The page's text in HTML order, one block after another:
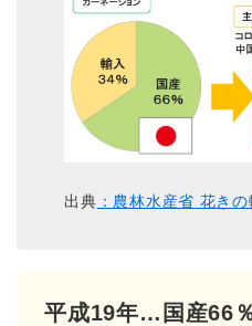
出典 ：農林水産省 花き
平成19年…国産66